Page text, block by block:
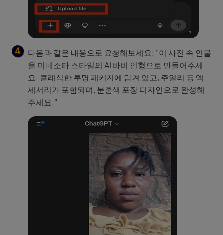
다음과 같은 내용으로 요청해보세요: "이 사진 속 인물
을 미네소타 스타일의 AI 바비 인형으로 만들어주세
요. 클래식한 투명 패키지에 담겨 있고, 주얼리 등 액
세서리가 포함되며, 분홍색 포장 디자인으로 완성해
주세요."